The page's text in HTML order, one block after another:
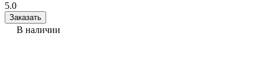
5.0
Заказать
В наличии